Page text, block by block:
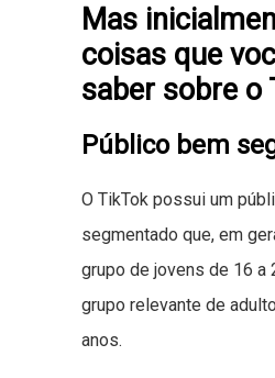
Mas
coisas que
saber sobre o
Público bem
O TikTok possui um
segmentado que, em
grupo de jovens de 16 a
grupo relevante de
anos.